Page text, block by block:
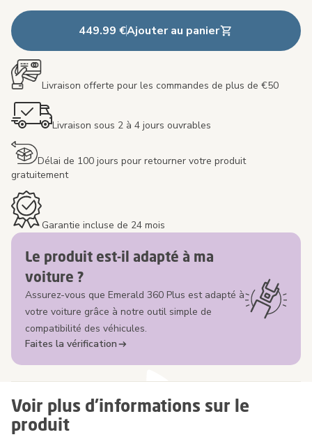
449.99 €Ajouter au panier
Livraison offerte pour les commandes de plus de €50
Livraison sous 2 à 4 jours ouvrables
Délai de 100 jours pour retourner votre produit
gratuitement
Garantie incluse de 24 mois
Le produit est-il adapté à ma
voiture ?
Assurez-vous que Emerald 360 Plus est adapté à
votre voiture grâce à notre outil simple de
compatibilité des véhicules.
Faites la vérification
Voir plus d'informations sur le
produit